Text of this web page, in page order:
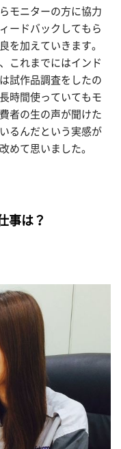
モニターの方に協力
ードバックしてもら
を加えていきます。
これまでにはインド
試作品調査をしたの
時間使っていてもモ
者の生の声が聞けた
るんだという実感が
めて思いました。
事は？